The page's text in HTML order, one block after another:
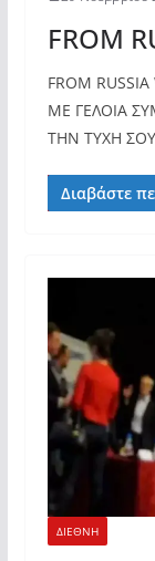
FROM
FROM
ΜΕ ΓΕΛΟΙΑ
ΤΗΝ ΤΥΧΗ
Διαβάστε
ΔΙΕΘΝΗ